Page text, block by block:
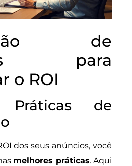
de
para
o ROI
Práticas de
dos seus anúncios, você
melhores práticas. Aqui